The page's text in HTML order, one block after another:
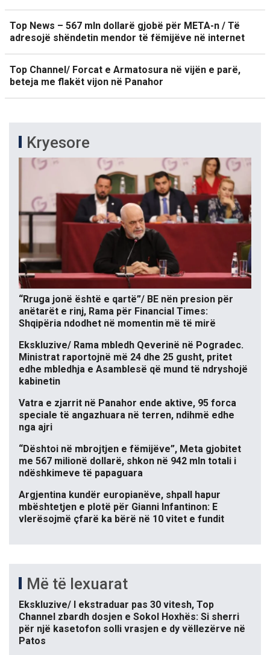
Top News – 567 mln dollarë gjobë për META-n / Të
adresojë shëndetin mendor të fëmijëve në internet
Top Channel/ Forcat e Armatosura në vijën e parë,
beteja me flakët vijon në Panahor
Kryesore
“Rruga jonë është e qartë”/ BE nën presion për
anëtarët e rinj, Rama për Financial Times:
Shqipëria ndodhet në momentin më të mirë
Ekskluzive/ Rama mbledh Qeverinë në Pogradec.
Ministrat raportojnë më 24 dhe 25 gusht, pritet
edhe mbledhja e Asamblesë që mund të ndryshojë
kabinetin
Vatra e zjarrit në Panahor ende aktive, 95 forca
speciale të angazhuara në terren, ndihmë edhe
nga ajri
“Dështoi në mbrojtjen e fëmijëve”, Meta gjobitet
me 567 milionë dollarë, shkon në 942 mln totali i
ndëshkimeve të papaguara
Argjentina kundër europianëve, shpall hapur
mbështetjen e plotë për Gianni Infantinon: E
vlerësojmë çfarë ka bërë në 10 vitet e fundit
Më të lexuarat
Ekskluzive/ I ekstraduar pas 30 vitesh, Top
Channel zbardh dosjen e Sokol Hoxhës: Si sherri
për një kasetofon solli vrasjen e dy vëllezërve në
Patos